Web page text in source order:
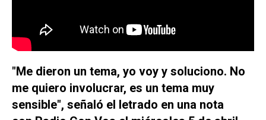
"Me dieron un tema, yo voy y soluciono. No
me quiero involucrar, es un tema muy
sensible", señaló el letrado en una nota